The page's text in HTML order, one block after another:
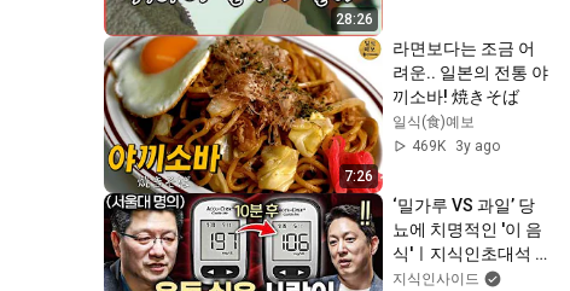
28:26
7:26
라면보다는 조금 어
려운.. 일본의 전통 야
끼소바! 焼きそば
일식(食)예보
469K
3y ago
‘밀가루 VS 과일’ 당
뇨에 치명적인 '이 음
식'ㅣ지식인초대석
EP.156 (이승훈 교수
지식인사이드